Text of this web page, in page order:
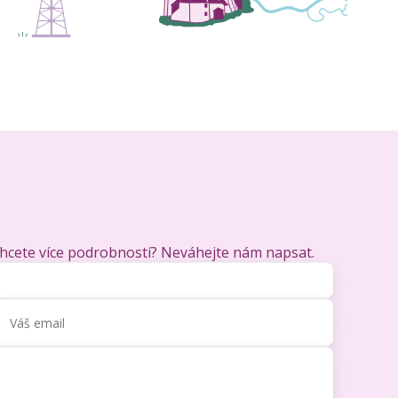
více podrobností? Neváhejte nám napsat.